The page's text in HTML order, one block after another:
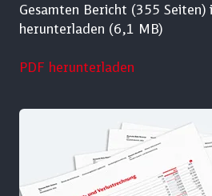
Gesamten Bericht (355 Seiten)
herunterladen (6,1 MB)
PDF herunterladen